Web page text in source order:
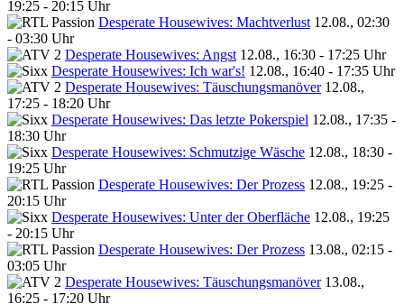
19:25 - 20:15 Uhr
Desperate Housewives: Machtverlust 12.08., 02:30
- 03:30 Uhr
Desperate Housewives: Angst 12.08., 16:30 - 17:25 Uhr
Desperate Housewives: Ich war's! 12.08., 16:40 - 17:35 Uhr
Desperate Housewives: Täuschungsmanöver 12.08.,
17:25 - 18:20 Uhr
Desperate Housewives: Das letzte Pokerspiel 12.08., 17:35 -
18:30 Uhr
Desperate Housewives: Schmutzige Wäsche 12.08., 18:30 -
19:25 Uhr
Desperate Housewives: Der Prozess 12.08., 19:25 -
20:15 Uhr
Desperate Housewives: Unter der Oberfläche 12.08., 19:25
- 20:15 Uhr
Desperate Housewives: Der Prozess 13.08., 02:15 -
03:05 Uhr
Desperate Housewives: Täuschungsmanöver 13.08.,
16:25 - 17:20 Uhr